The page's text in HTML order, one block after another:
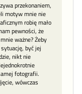
przekonaniem,
motyw mnie nie
robię mało
pewności, że
ważne? Żeby
być jej
nikt nie
fotografii.
wówczas